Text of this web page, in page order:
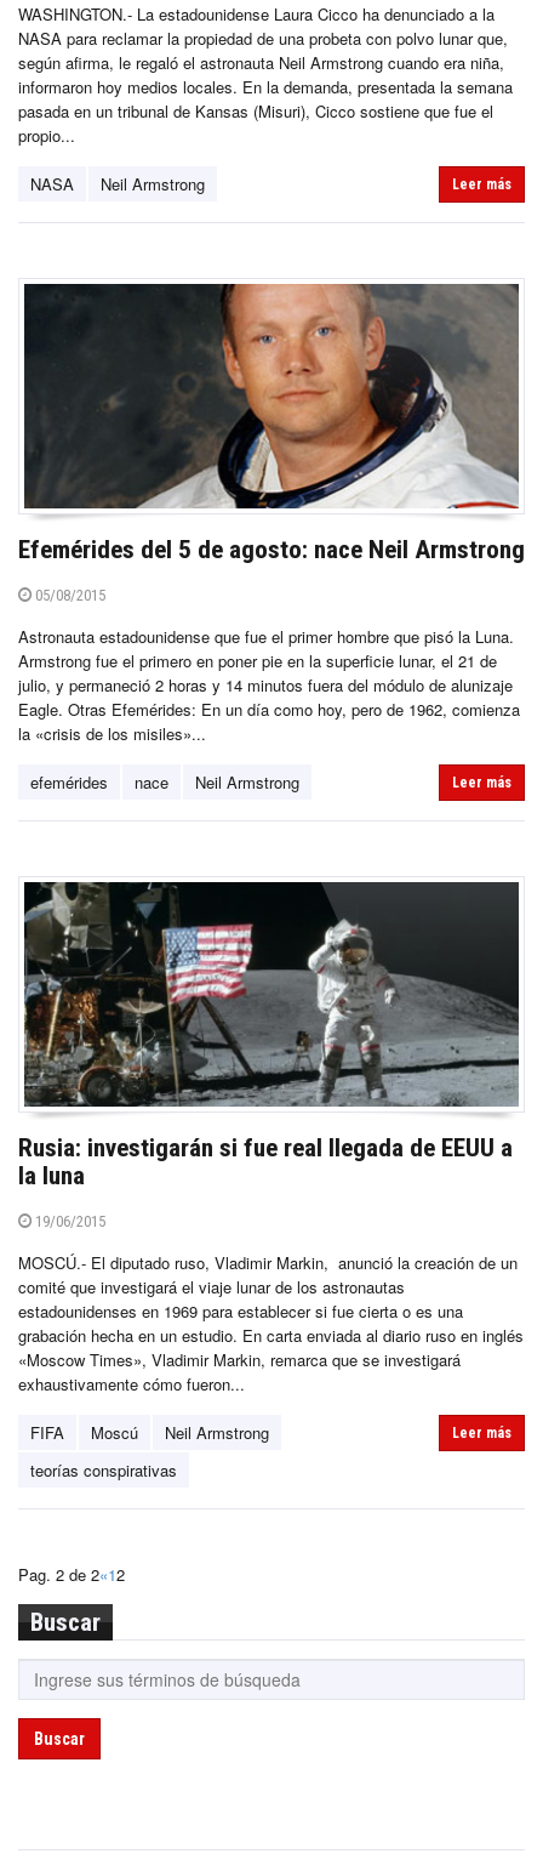
WASHINGTON.- La estadounidense Laura Cicco ha denunciado a la
NASA para reclamar la propiedad de una probeta con polvo lunar que,
según afirma, le regaló el astronauta Neil Armstrong cuando era niña,
informaron hoy medios locales. En la demanda, presentada la semana
pasada en un tribunal de Kansas (Misuri), Cicco sostiene que fue el
propio...
NASA Neil Armstrong Leer más
Efemérides del 5 de agosto: nace Neil Armstrong
05/08/2015
Astronauta estadounidense que fue el primer hombre que pisó la Luna.
Armstrong fue el primero en poner pie en la superficie lunar, el 21 de
julio, y permaneció 2 horas y 14 minutos fuera del módulo de alunizaje
Eagle. Otras Efemérides: En un día como hoy, pero de 1962, comienza
la «crisis de los misiles»...
efemérides nace Neil Armstrong Leer más
Rusia: investigarán si fue real llegada de EEUU a
la luna
19/06/2015
MOSCÚ.- El diputado ruso, Vladimir Markin, anunció la creación de un
comité que investigará el viaje lunar de los astronautas
estadounidenses en 1969 para establecer si fue cierta o es una
grabación hecha en un estudio. En carta enviada al diario ruso en inglés
«Moscow Times», Vladimir Markin, remarca que se investigará
exhaustivamente cómo fueron...
FIFA Moscú
Neil Armstrong
teorías conspirativas
Leer más
Pag. 2 de 2«12
Buscar
Buscar